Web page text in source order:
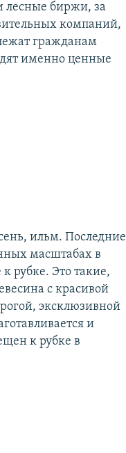
лесные биржи, за
компаний,
гражданам
именно ценные
ильм. Последние
масштабах в
рубке. Это такие,
с красивой
эксклюзивной
и
к рубке в